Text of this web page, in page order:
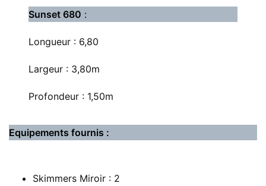
Sunset 680 :
Longueur : 6,80
Largeur : 3,80m
Profondeur : 1,50m
Equipements fournis :
Skimmers Miroir : 2